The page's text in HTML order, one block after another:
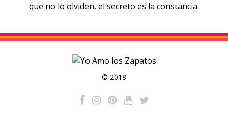
que no lo olviden, el secreto es la constancia.
© 2018